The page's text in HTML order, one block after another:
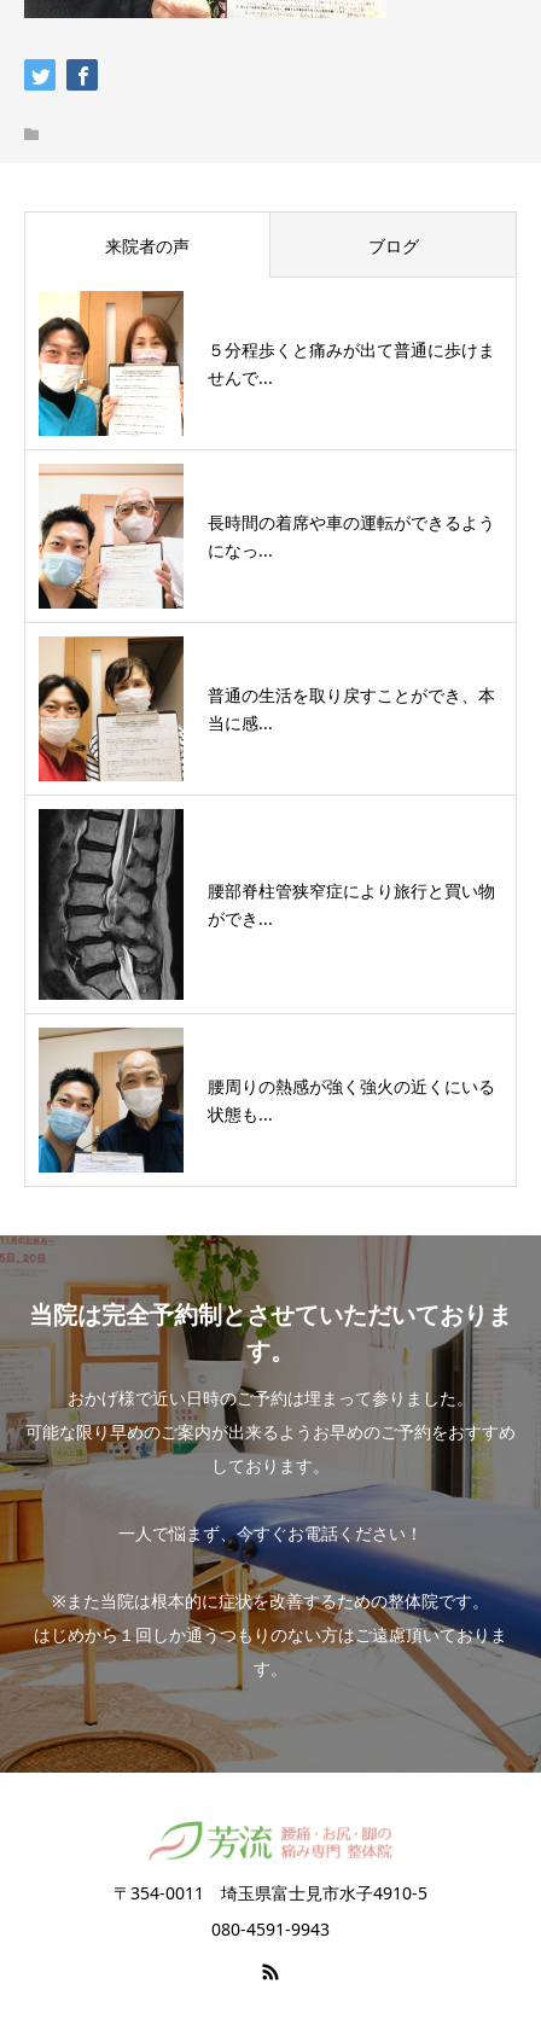
来院者の声 ブログ
５分程歩くと痛みが出て普通に歩けま
せんで...
長時間の着席や車の運転ができるよう
になっ...
普通の生活を取り戻すことができ、本
当に感...
腰部脊柱管狭窄症により旅行と買い物
ができ...
腰周りの熱感が強く強火の近くにいる
状態も...
当院は完全予約制とさせていただいておりま
す。
おかげ様で近い日時のご予約は埋まって参りました。
可能な限り早めのご案内が出来るようお早めのご予約をおすすめ
しております。
一人で悩まず、今すぐお電話ください！
※また当院は根本的に症状を改善するための整体院です。
はじめから１回しか通うつもりのない方はご遠慮頂いておりま
す。
〒354-0011 埼玉県富士見市水子4910-5
080-4591-9943